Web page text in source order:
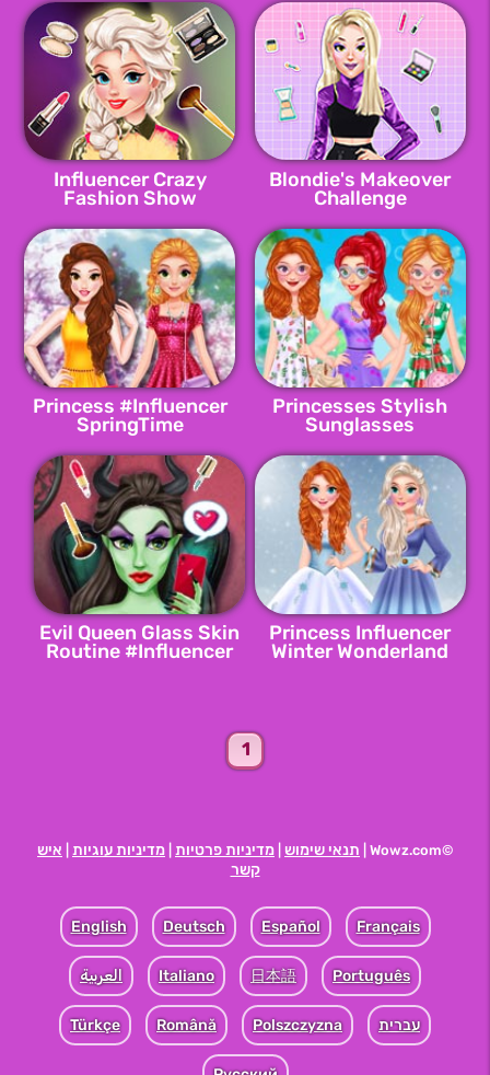
Blondie's Makeover
Challenge
Influencer Crazy
Fashion Show
Princesses Stylish
Sunglasses
Princess #Influencer
SpringTime
Princess Influencer
Winter Wonderland
Evil Queen Glass Skin
Routine #Influencer
1
©Wowz.com | תנאי שימוש מדיניות פרטיות מדיניות עוגיות איש
קשר
English Deutsch Español Français
Italiano 日本語 Português العربية
עברית Türkçe Română Polszczyzna